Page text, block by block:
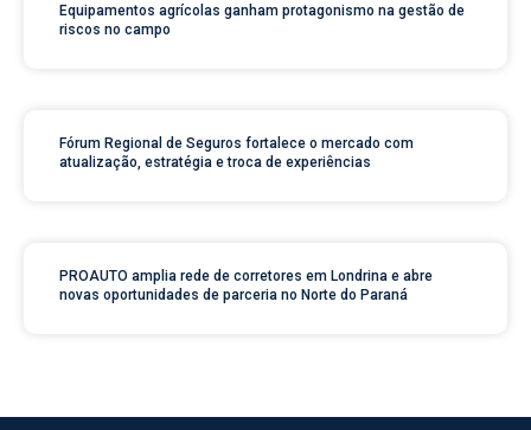
Equipamentos agrícolas ganham protagonismo na gestão de
riscos no campo
Fórum Regional de Seguros fortalece o mercado com
atualização, estratégia e troca de experiências
PROAUTO amplia rede de corretores em Londrina e abre
novas oportunidades de parceria no Norte do Paraná